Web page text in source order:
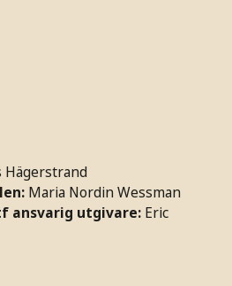
Maria Nordin Wessman
ansvarig utgivare: Eric